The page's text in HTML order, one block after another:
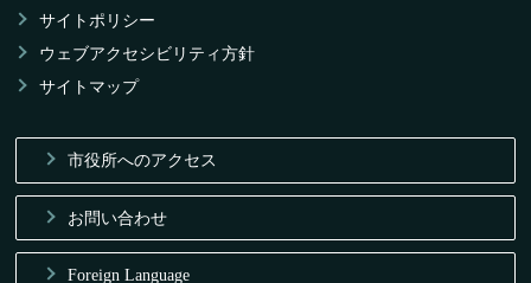
サイトポリシー
ウェブアクセシビリティ方針
サイトマップ
市役所へのアクセス
お問い合わせ
Foreign Language